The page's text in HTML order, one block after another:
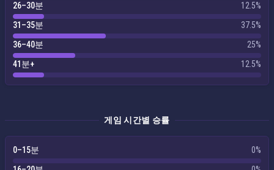
26–30분
12.5%
31–35분
37.5%
36–40분
25%
41분+
12.5%
게임 시간별 승률
0–15분
0%